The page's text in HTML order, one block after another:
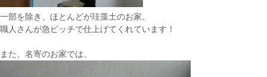
一部を除き、ほとんどが珪藻土のお家。
職人さんが急ピッチで仕上げてくれています！
また、名寄のお家では、